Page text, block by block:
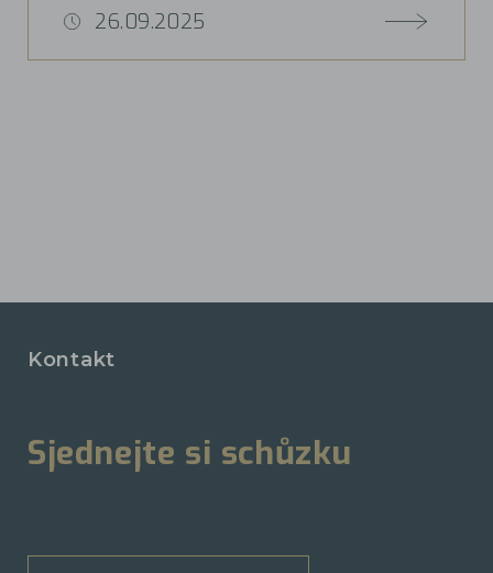
26.09.2025
Kontakt
Sjednejte si schůzku